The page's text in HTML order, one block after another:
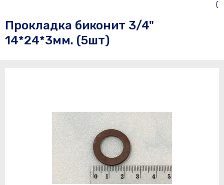
Прокладка биконит 3/4"
14*24*3мм. (5шт)